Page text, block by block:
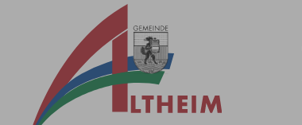
Zum Hauptinhalt springen